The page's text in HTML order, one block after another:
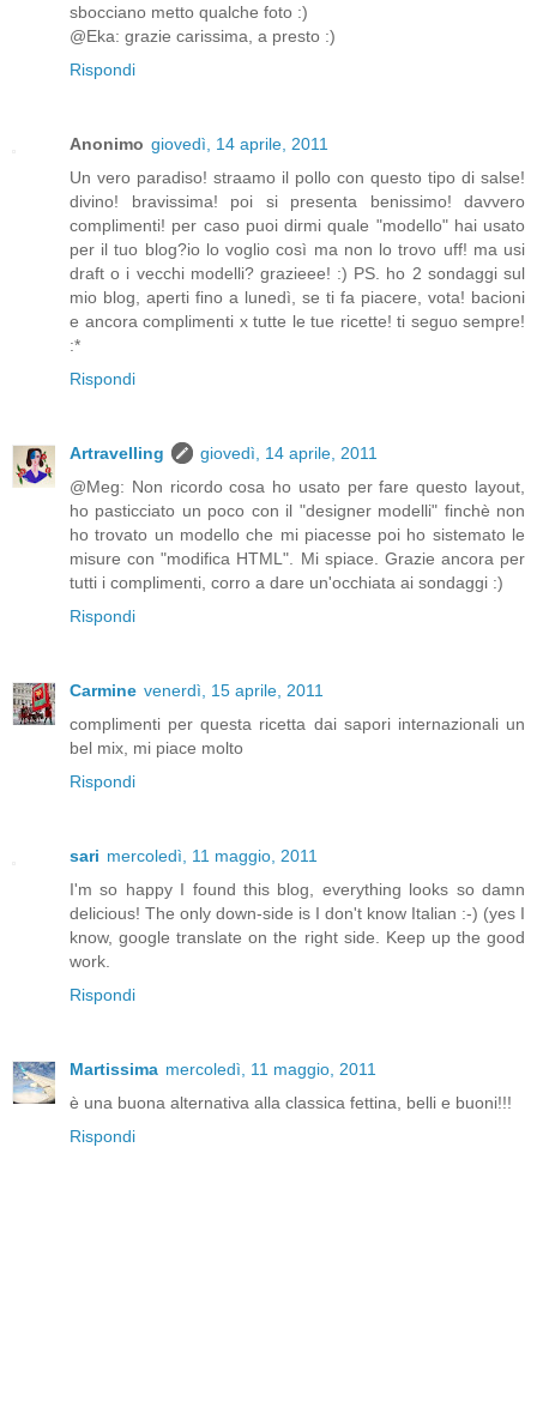
sbocciano metto qualche foto :)
@Eka: grazie carissima, a presto :)
Rispondi
Anonimo giovedì, 14 aprile, 2011
Un vero paradiso! straamo il pollo con questo tipo di salse!
divino! bravissima! poi si presenta benissimo! davvero
complimenti! per caso puoi dirmi quale "modello" hai usato
per il tuo blog?io lo voglio così ma non lo trovo uff! ma usi
draft o i vecchi modelli? grazieee! :) PS. ho 2 sondaggi sul
mio blog, aperti fino a lunedì, se ti fa piacere, vota! bacioni
e ancora complimenti x tutte le tue ricette! ti seguo sempre!
:*
Rispondi
Artravelling
giovedì, 14 aprile, 2011
@Meg: Non ricordo cosa ho usato per fare questo layout,
ho pasticciato un poco con il "designer modelli" finchè non
ho trovato un modello che mi piacesse poi ho sistemato le
misure con "modifica HTML". Mi spiace. Grazie ancora per
tutti i complimenti, corro a dare un'occhiata ai sondaggi :)
Rispondi
Carmine venerdì, 15 aprile, 2011
complimenti per questa ricetta dai sapori internazionali un
bel mix, mi piace molto
Rispondi
sari mercoledì, 11 maggio, 2011
I'm so happy I found this blog, everything looks so damn
delicious! The only down-side is I don't know Italian :-) (yes I
know, google translate on the right side. Keep up the good
work.
Rispondi
Martissima mercoledì, 11 maggio, 2011
è una buona alternativa alla classica fettina, belli e buoni!!!
Rispondi